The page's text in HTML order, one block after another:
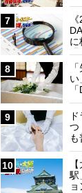
7
に
8
い
9
つ
10
駅